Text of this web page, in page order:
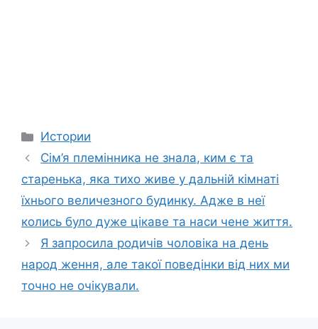
Categories
Истории
Сім’я племінника не знала, ким є та
старенька, яка тихо живе у дальній кімнаті
їхнього величезного будинку. Адже в неї
колись було дуже цікаве та наси чене життя.
Я запросила родичів чоловіка на день
народ ження, але такої поведінки від них ми
точно не очікували.